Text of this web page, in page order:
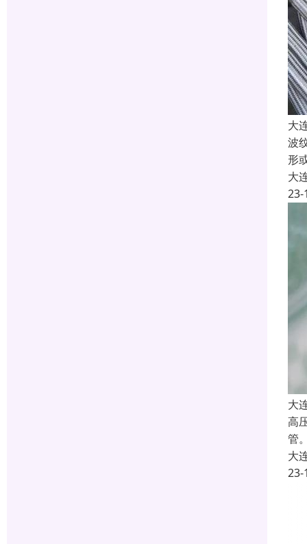
大
波
形
大
23-
大
高
管
大
23-